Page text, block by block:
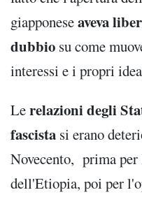
giapponeseaveva
dubbio su come
interessi e i propri
Lerelazioni degli
fascista si erano
Novecento, prima per
dell'Etiopia, poi per